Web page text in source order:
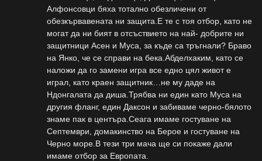
Алфонсовци бяха тотално обезличени от
обезкървавената ни защита.Е те с тоя отбор, като не
могат да ни бият в отсъствието на най- добрите ни
защитници Асен и Муса, за къде са тръгнали? Браво
на Янко, че се справи на бека.Абделхаким, като се
наложи да го замени игра все едно цял живот е
играл, като краен защитник…не му даде на
Ндонгалата да диша.Трябва ни един като Муса на
другия фланг, един Даксон и забиваме черно-бялото
знаме пак в центъра.Сеага имаме гостуване на
Септември, домакинство на Берое и гостуване на
Черно море.В тези три мача ще си покаже дали
имаме отбор за Европата.